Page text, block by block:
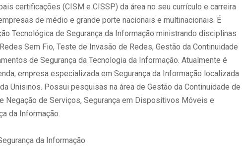
certificações (CISM e CISSP) da área no seu currículo e carreira
de médio e grande porte nacionais e multinacionais. É
Tecnológica de Segurança da Informação ministrando disciplinas
Sem Fio, Teste de Invasão de Redes, Gestão da Continuidade
de Segurança da Tecnologia da Informação. Atualmente é
empresa especializada em Segurança da Informação localizada
Unisinos. Possui pesquisas na área de Gestão da Continuidade de
Negação de Serviços, Segurança em Dispositivos Móveis e
da Informação.
da Informação